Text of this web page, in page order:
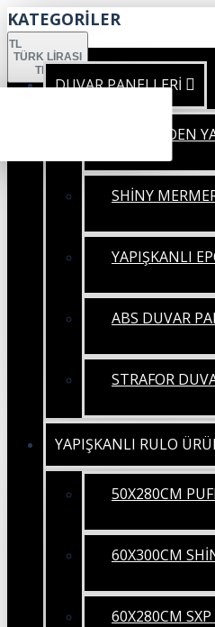
KATEGORİLER
TL
TÜRK LIRASI
TRY
DUVAR PANELLERİ
KENDİNDEN
SHİNY
YAPIŞKANLI
ABS DUVAR
STRAFOR
YAPIŞKANLI RULO
50X280CM
60X300CM
60X280CM